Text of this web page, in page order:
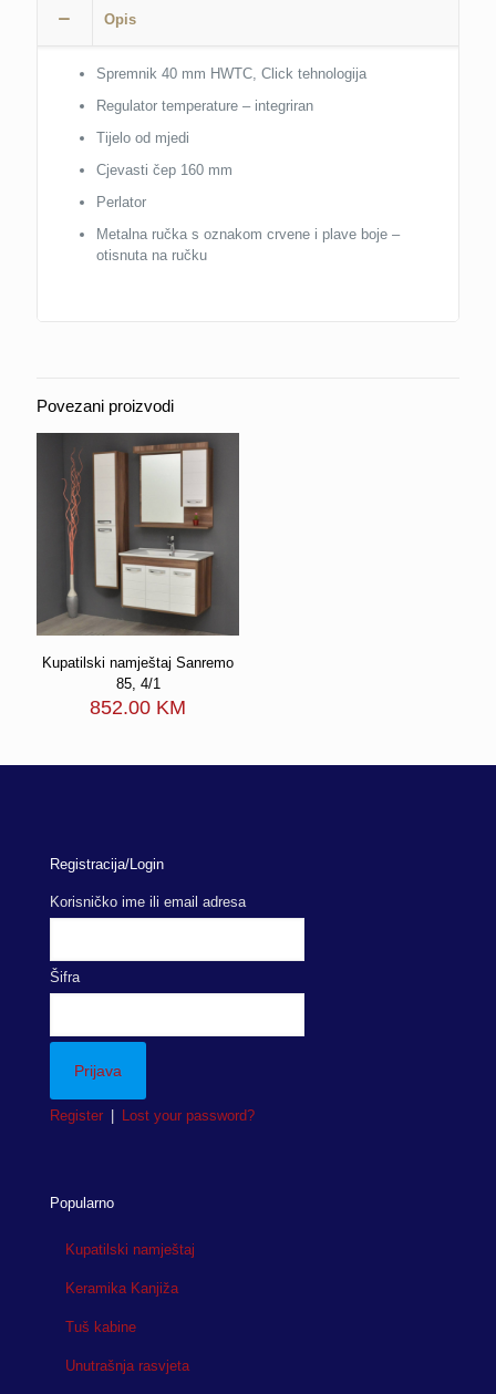
Opis
Spremnik 40 mm HWTC, Click tehnologija
Regulator temperature – integriran
Tijelo od mjedi
Cjevasti čep 160 mm
Perlator
Metalna ručka s oznakom crvene i plave boje –
otisnuta na ručku
Povezani proizvodi
Kupatilski namještaj Sanremo
85, 4/1
852.00 KM
Registracija/Login
Korisničko ime ili email adresa
Šifra
Register Lost your password?
Popularno
Kupatilski namještaj
Keramika Kanjiža
Tuš kabine
Unutrašnja rasvjeta